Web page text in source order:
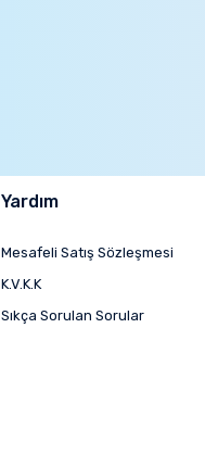
Yardım
Mesafeli Satış Sözleşmesi
K.V.K.K
Sıkça Sorulan Sorular